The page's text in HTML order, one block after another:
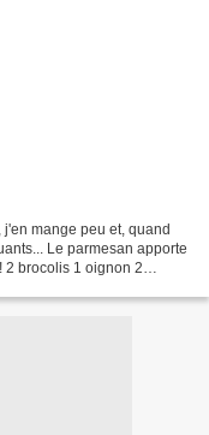
mange peu et, quand
Le parmesan apporte
2 brocolis 1 oignon 2